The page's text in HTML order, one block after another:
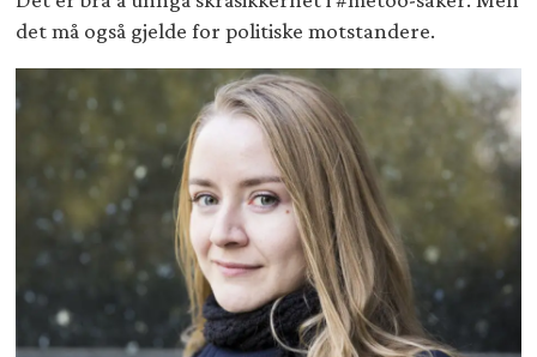
det må også gjelde for politiske motstandere.